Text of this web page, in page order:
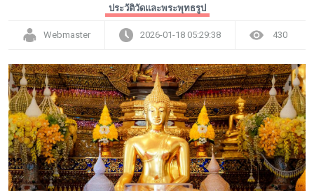
กะฉ่อนพระเครื่อง
ไลฟ์สไตล์
สังคมออนไลน์
พระดอทกะฉ่อน
ประวัติวัดและพระพุทธรูป
Webmaster 2026-01-18 05:29:38 430